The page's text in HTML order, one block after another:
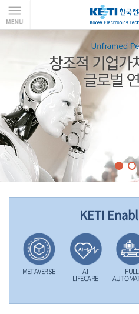
KETI
METAVERSE AI
LIFECARE
FULL